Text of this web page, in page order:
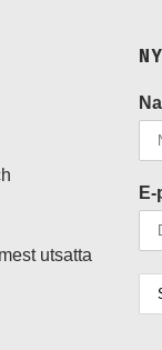
utsatta